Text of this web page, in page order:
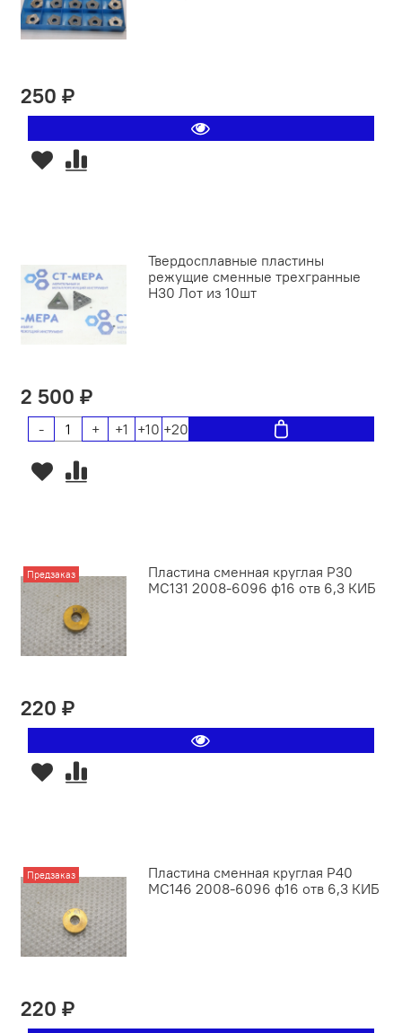
250 ₽
Твердосплавные пластины
режущие сменные трехгранные
Н30 Лот из 10шт
2 500 ₽
- + +1 +10 +20
Предзаказ
Пластина сменная круглая P30
MC131 2008-6096 ф16 отв 6,3 КИБ
220 ₽
Предзаказ
Пластина сменная круглая P40
MC146 2008-6096 ф16 отв 6,3 КИБ
220 ₽